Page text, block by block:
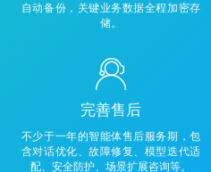
自动备份，关键业务数据全程加密存
储。
完善售后
不少于一年的智能体售后服务期，包
含对话优化、故障修复、模型迭代适
配、安全防护、场景扩展咨询等。